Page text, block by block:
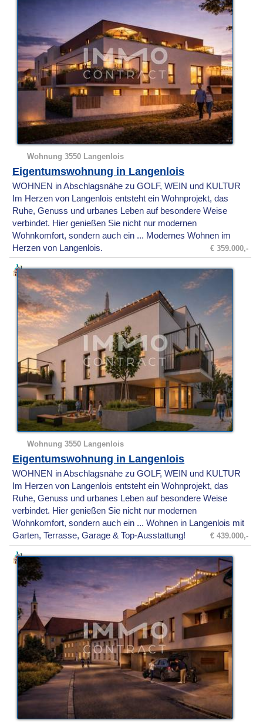
Wohnung 3550 Langenlois
Eigentumswohnung in Langenlois
WOHNEN in Abschlagsnähe zu GOLF, WEIN und KULTUR
Im Herzen von Langenlois entsteht ein Wohnprojekt, das
Ruhe, Genuss und urbanes Leben auf besondere Weise
verbindet. Hier genießen Sie nicht nur modernen
Wohnkomfort, sondern auch ein ... Modernes Wohnen im
Herzen von Langenlois.
€ 359.000,-
Wohnung 3550 Langenlois
Eigentumswohnung in Langenlois
WOHNEN in Abschlagsnähe zu GOLF, WEIN und KULTUR
Im Herzen von Langenlois entsteht ein Wohnprojekt, das
Ruhe, Genuss und urbanes Leben auf besondere Weise
verbindet. Hier genießen Sie nicht nur modernen
Wohnkomfort, sondern auch ein ... Wohnen in Langenlois mit
Garten, Terrasse, Garage & Top-Ausstattung!
€ 439.000,-